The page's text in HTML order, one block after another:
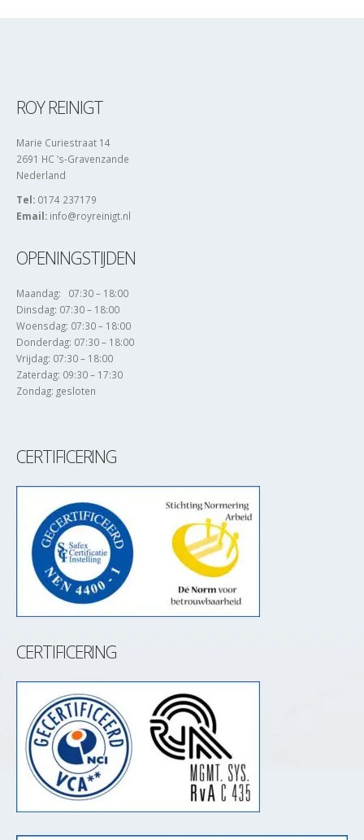
ROY REINIGT
Marie Curiestraat 14
2691 HC ‘s-Gravenzande
Nederland
Tel: 0174 237179
Email: info@royreinigt.nl
OPENINGSTIJDEN
Maandag: 07:30 – 18:00
Dinsdag: 07:30 – 18:00
Woensdag: 07:30 – 18:00
Donderdag: 07:30 – 18:00
Vrijdag: 07:30 – 18:00
Zaterdag: 09:30 – 17:30
Zondag: gesloten
CERTIFICERING
CERTIFICERING